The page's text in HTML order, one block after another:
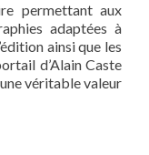
permettant aux
adaptées à
ainsi que les
d’Alain Caste
véritable valeur